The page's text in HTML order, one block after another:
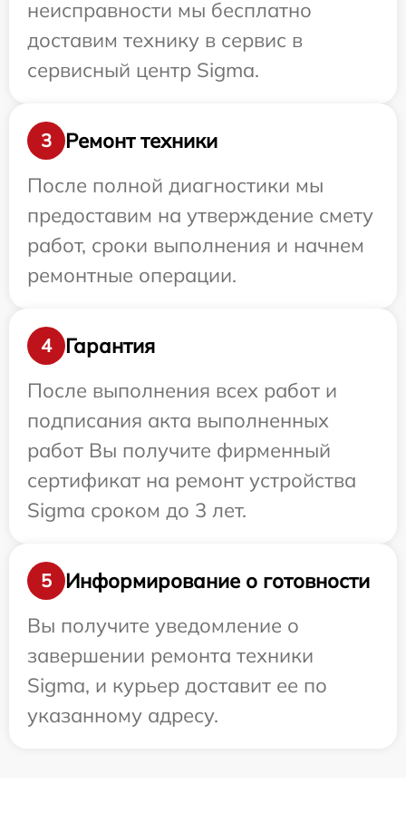
неисправности мы бесплатно
доставим технику в сервис в
сервисный центр Sigma.
3
Ремонт техники
После полной диагностики мы
предоставим на утверждение смету
работ, сроки выполнения и начнем
ремонтные операции.
4
Гарантия
После выполнения всех работ и
подписания акта выполненных
работ Вы получите фирменный
сертификат на ремонт устройства
Sigma сроком до 3 лет.
5
Информирование о готовности
Вы получите уведомление о
завершении ремонта техники
Sigma, и курьер доставит ее по
указанному адресу.